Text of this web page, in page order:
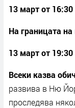
13 март от 16:30
На границата на
13 март от 19:30
Всеки казва
развива в Ню
проследява